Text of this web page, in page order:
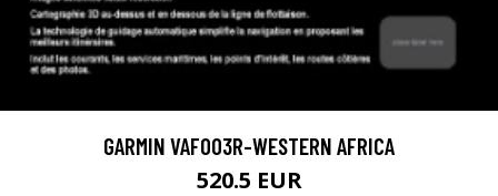
GARMIN VAF003R-WESTERN AFRICA
520.5 EUR